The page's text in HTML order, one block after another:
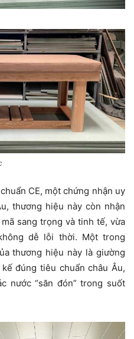
CE, một chứng nhận uy
thương hiệu này còn nhận
sang trọng và tinh tế, vừa
dễ lỗi thời. Một trong
thương hiệu này là giường
đúng tiêu chuẩn châu Âu,
nước “săn đón” trong suốt